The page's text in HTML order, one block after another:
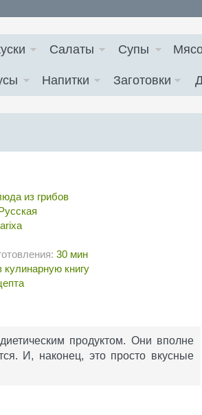
Салаты Супы
Напитки Заготовки
из грибов
30 мин
кулинарную книгу
продуктом. Они вполне
И, наконец, это просто вкусные